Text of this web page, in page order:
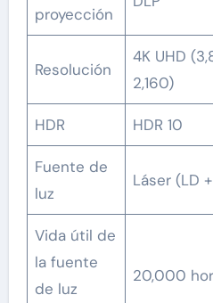
proyección
Resolución
4K UHD
2,160)
HDR HDR 10
Fuente de
luz
Láser (LD
Vida útil de
la fuente
de luz
20,000